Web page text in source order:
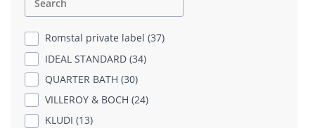
Romstal private label (37)
IDEAL STANDARD (34)
QUARTER BATH (30)
VILLEROY & BOCH (24)
KLUDI (13)